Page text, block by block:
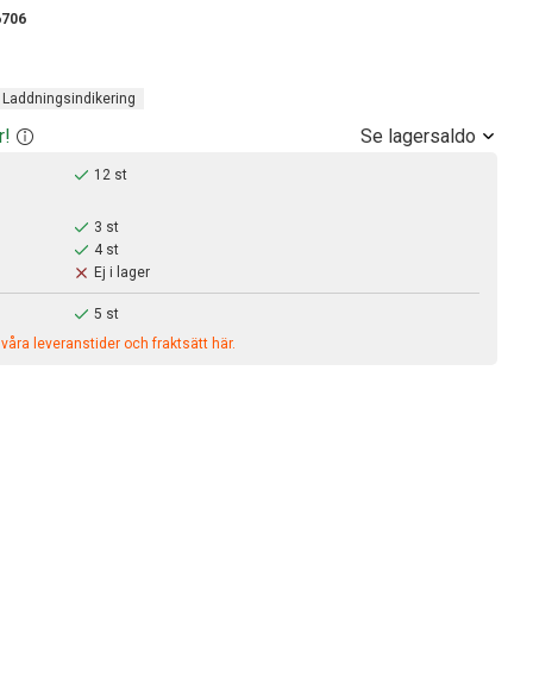
Laddningsindikering
Se lagersaldo
12 st
3 st
4 st
Ej i lager
5 st
leveranstider och fraktsätt här.